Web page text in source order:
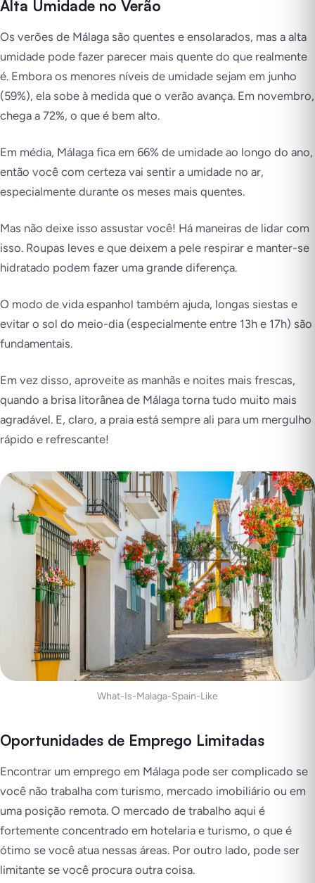
Alta Umidade no Verão
Os verões de Málaga são quentes e ensolarados, mas a alta
umidade pode fazer parecer mais quente do que realmente
é. Embora os menores níveis de umidade sejam em junho
(59%), ela sobe à medida que o verão avança. Em novembro,
chega a 72%, o que é bem alto.
Em média, Málaga fica em 66% de umidade ao longo do ano,
então você com certeza vai sentir a umidade no ar,
especialmente durante os meses mais quentes.
Mas não deixe isso assustar você! Há maneiras de lidar com
isso. Roupas leves e que deixem a pele respirar e manter-se
hidratado podem fazer uma grande diferença.
O modo de vida espanhol também ajuda, longas siestas e
evitar o sol do meio-dia (especialmente entre 13h e 17h) são
fundamentais.
Em vez disso, aproveite as manhãs e noites mais frescas,
quando a brisa litorânea de Málaga torna tudo muito mais
agradável. E, claro, a praia está sempre ali para um mergulho
rápido e refrescante!
What-Is-Malaga-Spain-Like
Oportunidades de Emprego Limitadas
Encontrar um emprego em Málaga pode ser complicado se
você não trabalha com turismo, mercado imobiliário ou em
uma posição remota. O mercado de trabalho aqui é
fortemente concentrado em hotelaria e turismo, o que é
ótimo se você atua nessas áreas. Por outro lado, pode ser
limitante se você procura outra coisa.